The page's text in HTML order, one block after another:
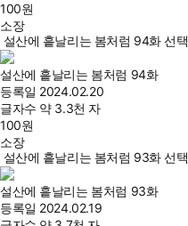
100원
소장
설산에 흩날리는 봄처럼 94화 선택
설산에 흩날리는 봄처럼 94화
등록일 2024.02.20
글자수 약 3.3천 자
100원
소장
설산에 흩날리는 봄처럼 93화 선택
설산에 흩날리는 봄처럼 93화
등록일 2024.02.19